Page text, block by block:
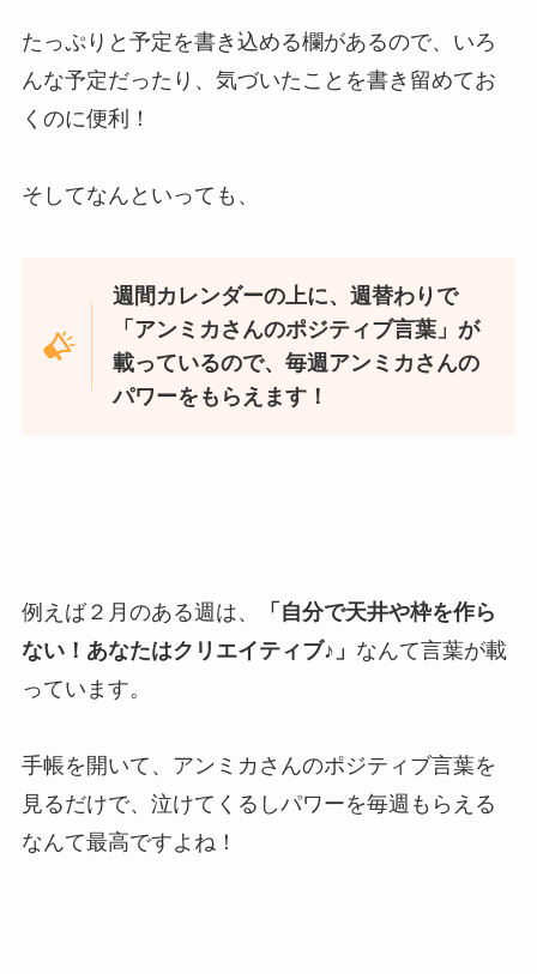
たっぷりと予定を書き込める欄があるので、いろ
んな予定だったり、気づいたことを書き留めてお
くのに便利！
そしてなんといっても、
週間カレンダーの上に、週替わりで
「アンミカさんのポジティブ言葉」が
載っているので、毎週アンミカさんの
パワーをもらえます！
例えば２月のある週は、
「自分で天井や枠を作ら
ない！あなたはクリエイティブ♪」 なんて言葉が載
っています。
手帳を開いて、アンミカさんのポジティブ言葉を
見るだけで、泣けてくるしパワーを毎週もらえる
なんて最高ですよね！